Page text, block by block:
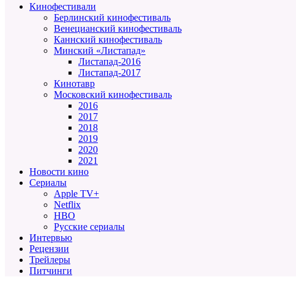
Кинофестивали
Берлинский кинофестиваль
Венецианский кинофестиваль
Каннский кинофестиваль
Минский «Листапад»
Листапад-2016
Листапад-2017
Кинотавр
Московский кинофестиваль
2016
2017
2018
2019
2020
2021
Новости кино
Сериалы
Apple TV+
Netflix
HBO
Русские сериалы
Интервью
Рецензии
Трейлеры
Питчинги